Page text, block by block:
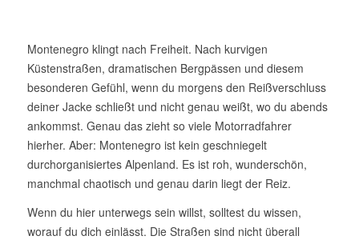
Montenegro klingt nach Freiheit. Nach kurvigen
Küstenstraßen, dramatischen Bergpässen und diesem
besonderen Gefühl, wenn du morgens den Reißverschluss
deiner Jacke schließt und nicht genau weißt, wo du abends
ankommst. Genau das zieht so viele Motorradfahrer
hierher. Aber: Montenegro ist kein geschniegelt
durchorganisiertes Alpenland. Es ist roh, wunderschön,
manchmal chaotisch und genau darin liegt der Reiz.
Wenn du hier unterwegs sein willst, solltest du wissen,
worauf du dich einlässt. Die Straßen sind nicht überall